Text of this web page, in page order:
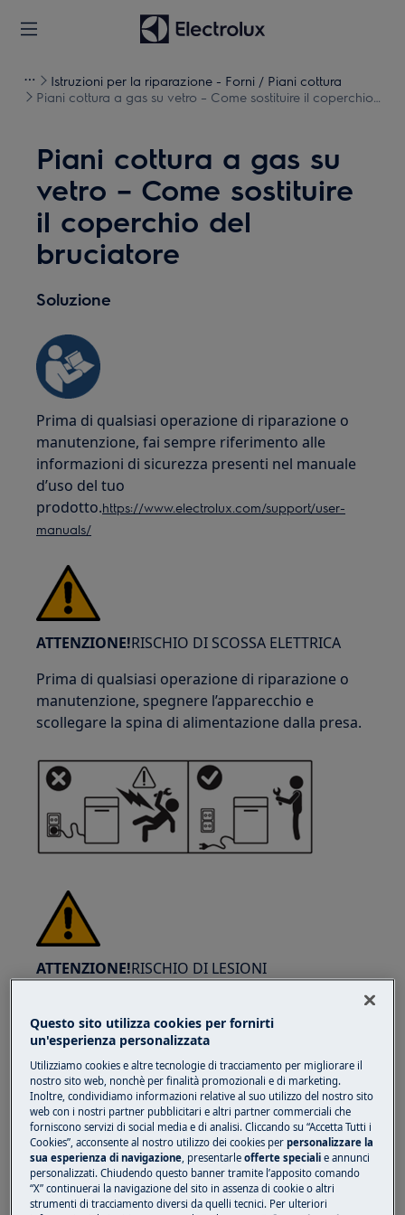
Istruzioni per la riparazione - Forni / Piani cottura
Piani cottura a gas su vetro – Come sostituire il coperchio
Piani cottura a gas su
vetro – Come sostituire
il coperchio del
bruciatore
Soluzione
Prima di qualsiasi operazione di riparazione o
manutenzione, fai sempre riferimento alle
informazioni di sicurezza presenti nel manuale
d’uso del tuo
prodotto.https://www.electrolux.com/support/user-
manuals/
ATTENZIONE!RISCHIO DI SCOSSA ELETTRICA
Prima di qualsiasi operazione di riparazione o
manutenzione, spegnere l’apparecchio e
scollegare la spina di alimentazione dalla presa.
ATTENZIONE!RISCHIO DI LESIONI
Presta sempre attenzione quando sposti gli
elettrodomestici. Per gli elettrodomestici
pesanti è più sicuro che siano due persone a
spostarli. Usa sempre guanti di sicurezza e
calzature di sicurezza. Indossa i guanti di
sicurezza in ogni momento per proteggerti da
Questo sito utilizza cookies per fornirti
un'esperienza personalizzata
Utilizziamo cookies e altre tecnologie di tracciamento per migliorare il
nostro sito web, nonchè per finalità promozionali e di marketing.
Inoltre, condividiamo informazioni relative al suo utilizzo del nostro sito
web con i nostri partner pubblicitari e altri partner commerciali che
forniscono servizi di social media e di analisi. Cliccando su “Accetta Tutti i
Cookies”, acconsente al nostro utilizzo dei cookies perpersonalizzare la
sua esperienza di navigazione, presentarleofferte speciali e annunci
personalizzati. Chiudendo questo banner tramite l’apposito comando
“X” continuerai la navigazione del sito in assenza di cookie o altri
strumenti di tracciamento diversi da quelli tecnici. Per ulteriori